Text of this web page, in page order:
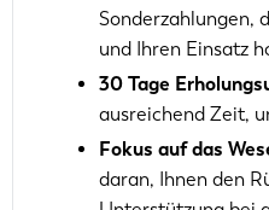
Sonderzahlungen,
und Ihren Einsatz
30 Tage
ausreichend Zeit,
Fokus auf das
daran, Ihnen den